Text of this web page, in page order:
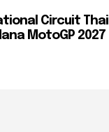
Circuit
MotoGP 2027